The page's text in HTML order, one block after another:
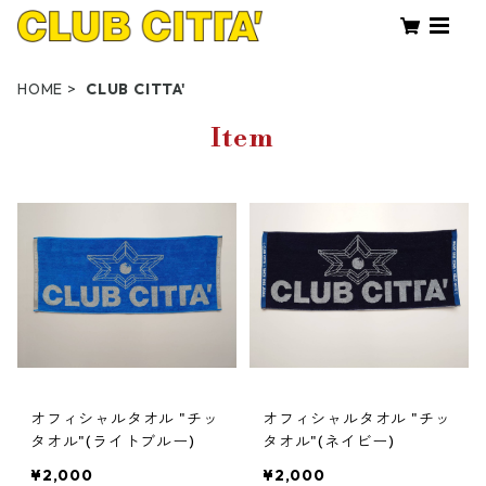
HOME CLUB CITTA'
Item
オフィシャルタオル "チッ
タオル"(ライトブルー)
¥2,000
オフィシャルタオル "チッ
タオル"(ネイビー)
¥2,000